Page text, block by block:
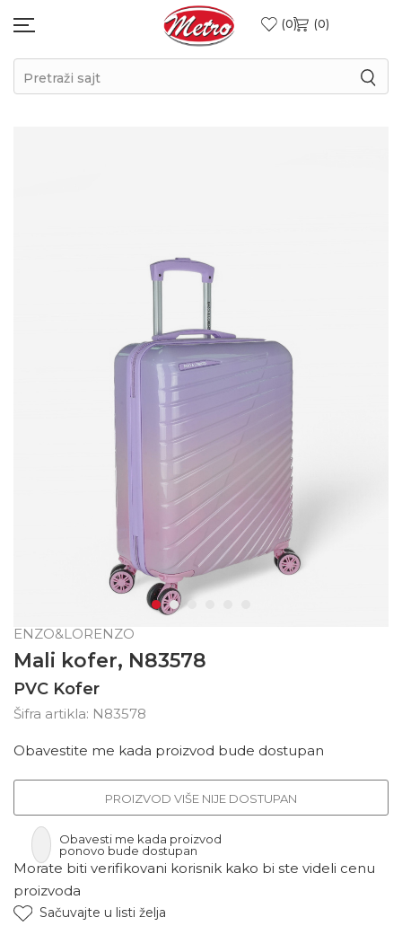
0 0
Pretraži sajt
ENZO&LORENZO
Mali kofer, N83578
PVC Kofer
Šifra artikla: N83578
Obavestite me kada proizvod bude dostupan
PROIZVOD VIŠE NIJE DOSTUPAN
Obavesti me kada proizvod
ponovo bude dostupan
Morate biti verifikovani korisnik kako bi ste videli cenu
proizvoda
Sačuvajte u listi želja